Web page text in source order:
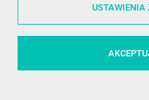
USTAWIENIA